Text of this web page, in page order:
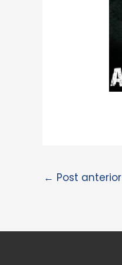
← Post anterior